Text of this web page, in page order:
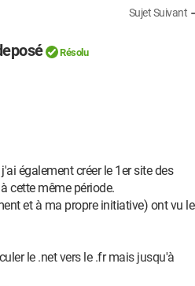
Sujet Suivant
Résolu
également créer le 1er site des
cette même période.
et à ma propre initiative) ont vu le
le .net vers le .fr mais jusqu'à